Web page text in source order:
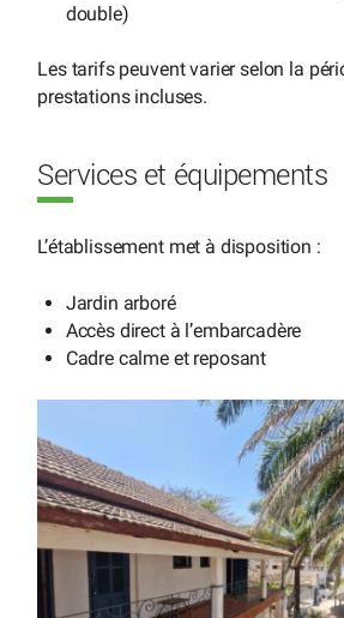
double)
Les tarifs peuvent varier selon la
prestations incluses.
Services et équipements
L’établissement met à disposition :
Jardin arboré
Accès direct à l’embarcadère
Cadre calme et reposant